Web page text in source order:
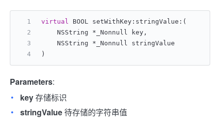
virtual BOOL setWithKey:stringValue:(
    NSString *_Nonnull key,
    NSString *_Nonnull stringValue
)
Parameters:
key存储标识
stringValue待存储的字符串值